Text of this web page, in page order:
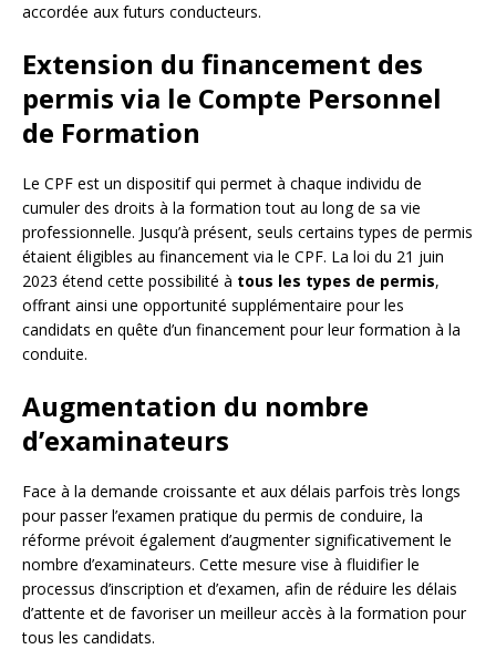
accordée aux futurs conducteurs.
Extension du financement des
permis via le Compte Personnel
de Formation
Le CPF est un dispositif qui permet à chaque individu de
cumuler des droits à la formation tout au long de sa vie
professionnelle. Jusqu’à présent, seuls certains types de permis
étaient éligibles au financement via le CPF. La loi du 21 juin
2023 étend cette possibilité à tous les types de permis,
offrant ainsi une opportunité supplémentaire pour les
candidats en quête d’un financement pour leur formation à la
conduite.
Augmentation du nombre
d’examinateurs
Face à la demande croissante et aux délais parfois très longs
pour passer l’examen pratique du permis de conduire, la
réforme prévoit également d’augmenter significativement le
nombre d’examinateurs. Cette mesure vise à fluidifier le
processus d’inscription et d’examen, afin de réduire les délais
d’attente et de favoriser un meilleur accès à la formation pour
tous les candidats.